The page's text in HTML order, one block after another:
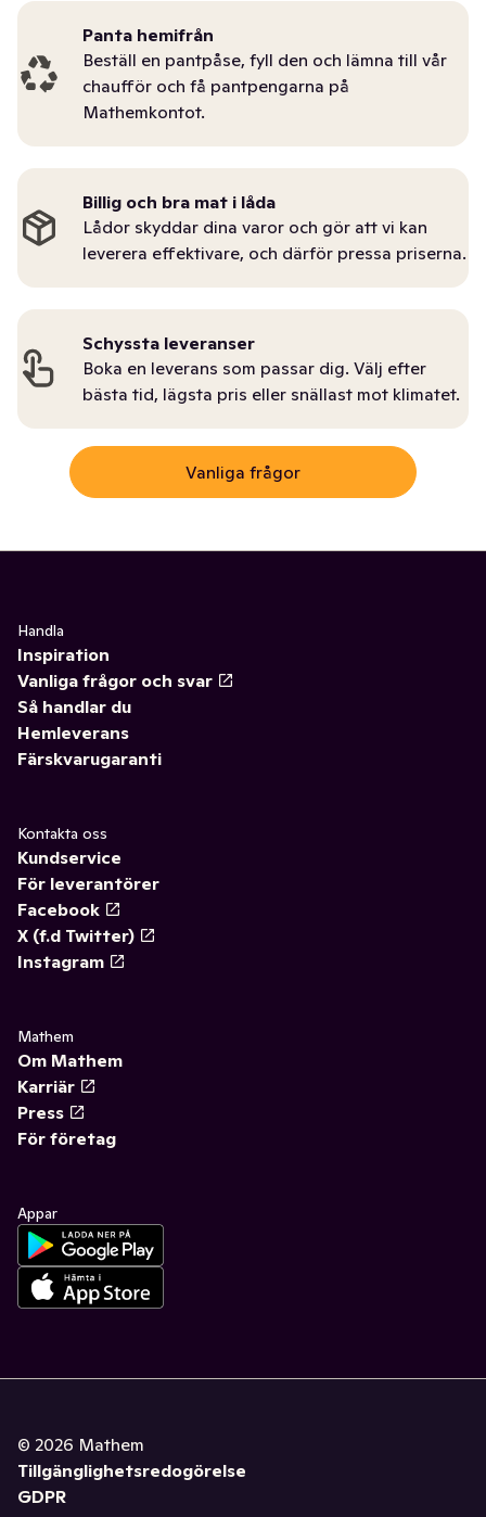
Panta hemifrån
Beställ en pantpåse, fyll den och lämna till vår
chaufför och få pantpengarna på
Mathemkontot.
Billig och bra mat i låda
Lådor skyddar dina varor och gör att vi kan
leverera effektivare, och därför pressa priserna.
Schyssta leveranser
Boka en leverans som passar dig. Välj efter
bästa tid, lägsta pris eller snällast mot klimatet.
Vanliga frågor
Handla
Inspiration
Vanliga frågor och svar
Så handlar du
Hemleverans
Färskvarugaranti
Kontakta oss
Kundservice
För leverantörer
Facebook
X (f.d Twitter)
Instagram
Mathem
Om Mathem
Karriär
Press
För företag
Appar
© 2026 Mathem
Tillgänglighetsredogörelse
GDPR